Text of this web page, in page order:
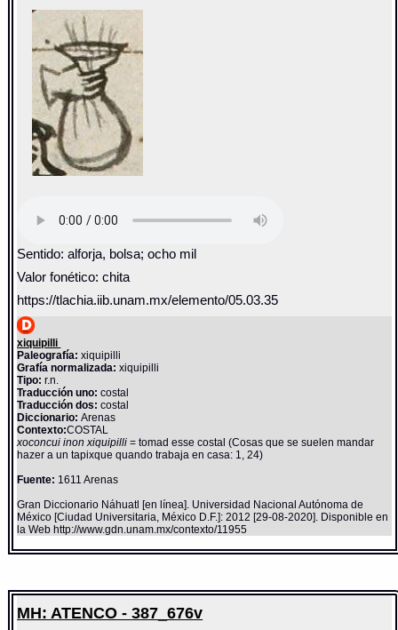
Sentido: alforja, bolsa; ocho mil
Valor fonético: chita
https://tlachia.iib.unam.mx/elemento/05.03.35
xiquipilli
Paleografía: xiquipilli
Grafía normalizada: xiquipilli
Tipo: r.n.
Traducción uno: costal
Traducción dos: costal
Diccionario:Arenas
Contexto:COSTAL
xoconcui inon xiquipilli= tomad esse costal (Cosas que se suelen mandar
hazer a un tapixque quando trabaja en casa: 1, 24)
Fuente: 1611 Arenas
Gran Diccionario Náhuatl [en línea]. Universidad Nacional Autónoma de
México [Ciudad Universitaria, México D.F.]: 2012 [29-08-2020]. Disponible en
la Web http://www.gdn.unam.mx/contexto/11955
MH: ATENCO - 387_676v